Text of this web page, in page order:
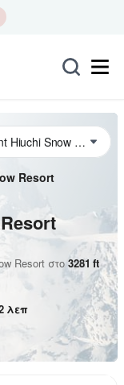
Resort
Resort στο 3281 ft
λεπ